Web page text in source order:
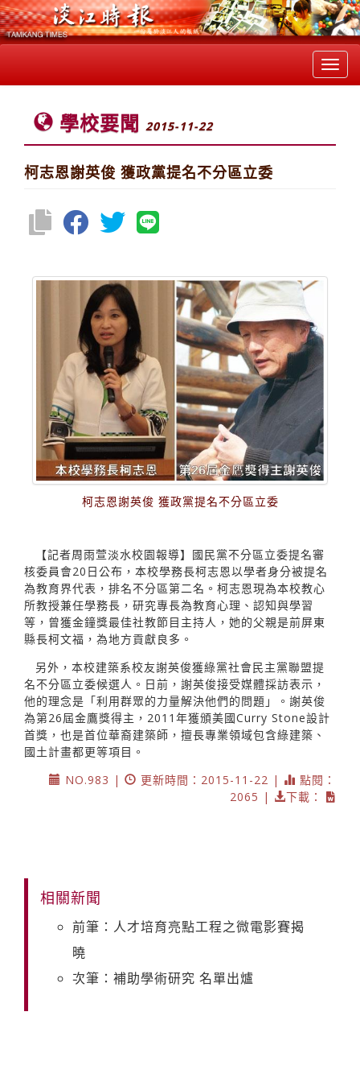
學校要聞 2015-11-22
柯志恩謝英俊 獲政黨提名不分區立委
柯志恩謝英俊 獲政黨提名不分區立委
【記者周雨萱淡水校園報導】國民黨不分區立委提名審
核委員會20日公布，本校學務長柯志恩以學者身分被提名
為教育界代表，排名不分區第二名。柯志恩現為本校教心
所教授兼任學務長，研究專長為教育心理、認知與學習
等，曾獲金鐘獎最佳社教節目主持人，她的父親是前屏東
縣長柯文福，為地方貢獻良多。
另外，本校建築系校友謝英俊獲綠黨社會民主黨聯盟提
名不分區立委候選人。日前，謝英俊接受媒體採訪表示，
他的理念是「利用群眾的力量解決他們的問題」。謝英俊
為第26屆金鷹獎得主，2011年獲頒美國Curry Stone設計
首獎，也是首位華裔建築師，擅長專業領域包含綠建築、
國土計畫都更等項目。
NO.983 |
更新時間：2015-11-22 |
點閱：
2065 |
下載：
相關新聞
前筆：人才培育亮點工程之微電影賽揭
曉
次筆：補助學術研究 名單出爐